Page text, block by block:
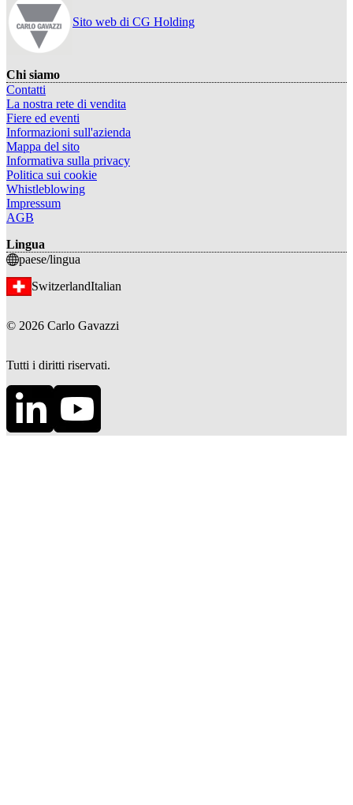
Sito web di CG Holding
Chi siamo
Contatti
La nostra rete di vendita
Fiere ed eventi
Informazioni sull'azienda
Mappa del sito
Informativa sulla privacy
Politica sui cookie
Whistleblowing
Impressum
AGB
Lingua
paese/lingua
SwitzerlandItalian
© 2026 Carlo Gavazzi
Tutti i diritti riservati.